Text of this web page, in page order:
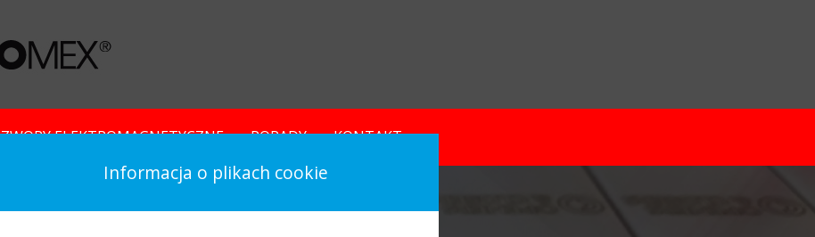
Informacja o plikach cookie
ZWORY ELEKTROMAGNETYCZNE PORADY KONTAKT